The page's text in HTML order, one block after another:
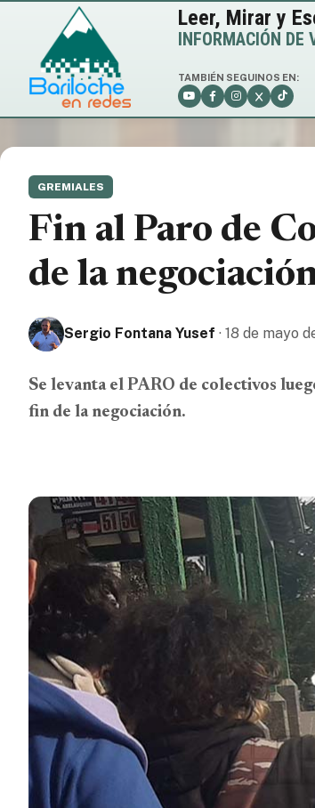
Leer, Mirar y
INFORMACIÓN DE
TAMBIÉN SEGUINOS EN:
GREMIALES
Fin al Paro de
de la
Sergio Fontana Yusef · 18 de mayo
Se levanta el PARO de colectivos
fin de la negociación.